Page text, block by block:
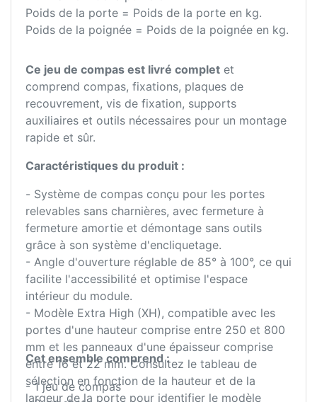
Poids de la porte = Poids de la porte en kg.
Poids de la poignée = Poids de la poignée en kg.
Ce jeu de compas est livré complet et
comprend compas, fixations, plaques de
recouvrement, vis de fixation, supports
auxiliaires et outils nécessaires pour un montage
rapide et sûr.
Caractéristiques du produit :
- Système de compas conçu pour les portes
relevables sans charnières, avec fermeture à
fermeture amortie et démontage sans outils
grâce à son système d'encliquetage.
- Angle d'ouverture réglable de 85° à 100°, ce qui
facilite l'accessibilité et optimise l'espace
intérieur du module.
- Modèle Extra High (XH), compatible avec les
portes d'une hauteur comprise entre 250 et 800
mm et les panneaux d'une épaisseur comprise
entre 16 et 22 mm. Consultez le tableau de
sélection en fonction de la hauteur et de la
largeur de la porte pour identifier le modèle
Cet ensemble comprend :
- 1 jeu de compas